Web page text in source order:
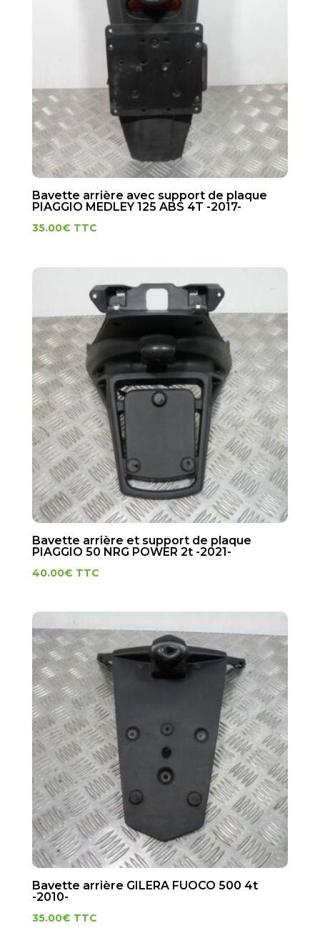
Bavette arrière avec support de plaque
PIAGGIO MEDLEY 125 ABS 4T -2017-
35.00€ TTC
Bavette arrière et support de plaque
PIAGGIO 50 NRG POWER 2t -2021-
40.00€ TTC
Bavette arrière GILERA FUOCO 500 4t
-2010-
35.00€ TTC